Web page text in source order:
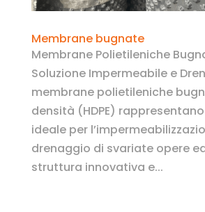
Membrane bugnate
Membrane Polietileniche
Soluzione Impermeabile e
membrane polietileniche
densità (HDPE)
ideale per
drenaggio di svariate opere
struttura innovativa e...